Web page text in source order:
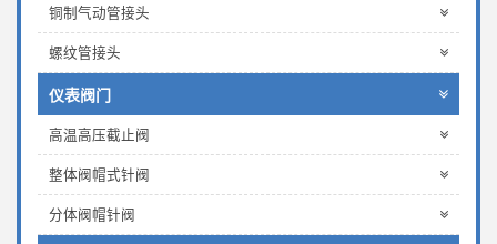
铜制气动管接头
螺纹管接头
仪表阀门
高温高压截止阀
整体阀帽式针阀
分体阀帽针阀